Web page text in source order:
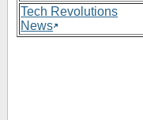
Tech Revolutions
News